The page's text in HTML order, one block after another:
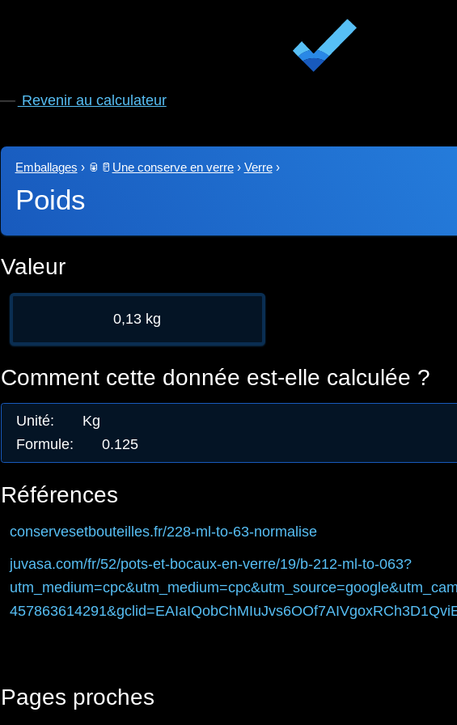
Revenir au calculateur
Emballages › 🥫🥛 Une conserve en verre› Verre›
Poids
Valeur
0,13 kg
Comment cette donnée est-elle calculée ?
Unité:
Kg
Formule: 0.125
Références
conservesetbouteilles.fr/228-ml-to-63-normalise
juvasa.com/fr/52/pots-et-bocaux-en-verre/19/b-212-ml-to-063?
Pages proches